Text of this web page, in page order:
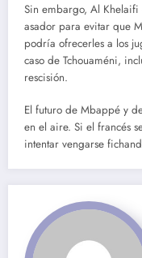
Sin embargo, Al Khelaifi
asador para evitar que
podría ofrecerles a los
caso de Tchouaméni,
rescisión.
El futuro de Mbappé y
en el aire. Si el francés
intentar vengarse